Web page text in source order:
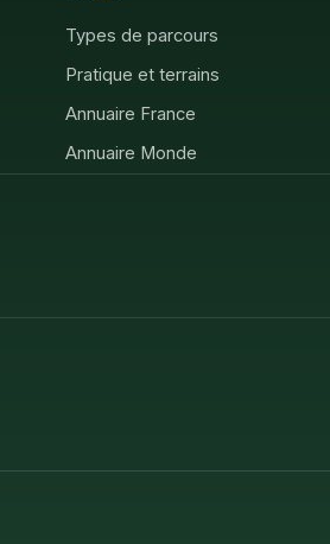
Types de parcours
Pratique et terrains
Annuaire France
Annuaire Monde